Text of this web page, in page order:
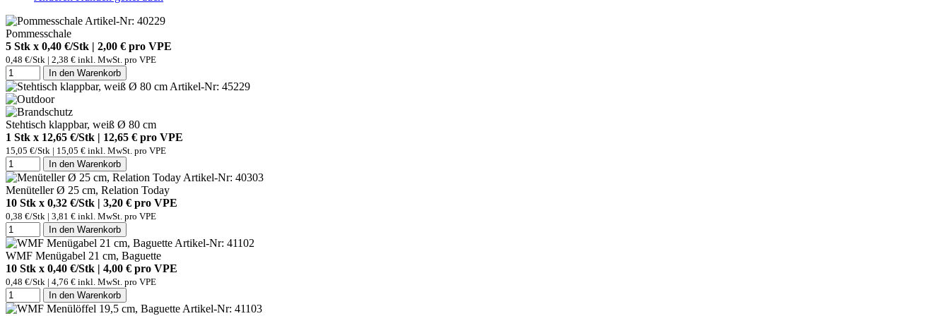
Artikel-Nr: 40229
Pommesschale
5 Stk x 0,40 €/Stk | 2,00 € pro VPE
0,48 €/Stk | 2,38 € inkl. MwSt. pro VPE
In den Warenkorb
Artikel-Nr: 45229
Stehtisch klappbar, weiß Ø 80 cm
1 Stk x 12,65 €/Stk | 12,65 € pro VPE
15,05 €/Stk | 15,05 € inkl. MwSt. pro VPE
In den Warenkorb
Artikel-Nr: 40303
Menüteller Ø 25 cm, Relation Today
10 Stk x 0,32 €/Stk | 3,20 € pro VPE
0,38 €/Stk | 3,81 € inkl. MwSt. pro VPE
In den Warenkorb
Artikel-Nr: 41102
WMF Menügabel 21 cm, Baguette
10 Stk x 0,40 €/Stk | 4,00 € pro VPE
0,48 €/Stk | 4,76 € inkl. MwSt. pro VPE
In den Warenkorb
Artikel-Nr: 41103